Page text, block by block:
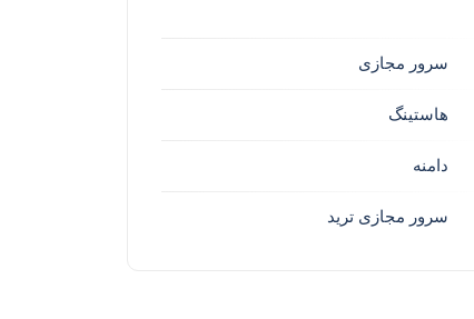
سرور مجازی
هاستینگ
دامنه
سرور مجازی ترید